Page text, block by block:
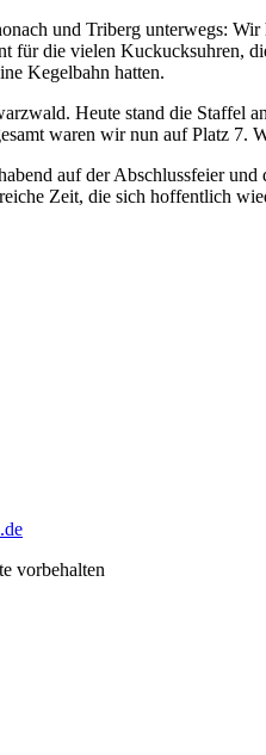
und Triberg unterwegs:
für die vielen Kuckucksuhren,
Kegelbahn hatten.
Heute stand die Staffel
waren wir nun auf Platz 7.
auf der Abschlussfeier
Zeit, die sich hoffentlich
vorbehalten